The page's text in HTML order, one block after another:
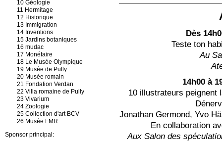
Dès
Teste ton
Au
14h00 à
10 illustrateurs peignent
Jonathan Germond, Yvo
En collaboration
Aux Salon des
10 Géologie
11 Hermitage
12 Historique
13 Immigration
14 Inventions
15 Jardins botaniques
16 mudac
17 Monétaire
18 Le Musée Olympique
19 Musée de Pully
20 Musée romain
21 Fondation Verdan
22 Villa romaine de Pully
23 Vivarium
24 Zoologie
25 Collection d'art BCV
26 Musée FMR
Sponsor principal: